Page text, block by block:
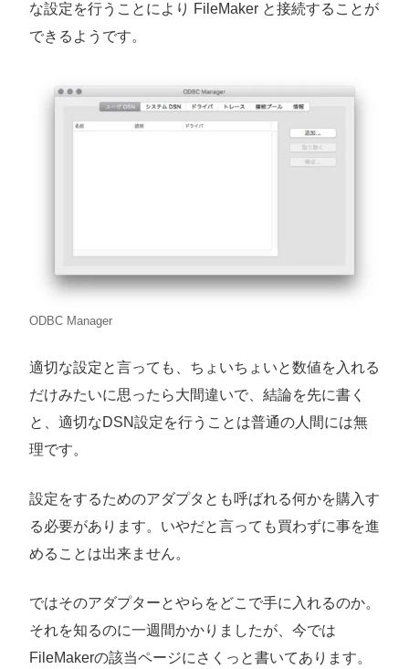
な設定を行うことにより FileMaker と接続することが
できるようです。
ODBC Manager
適切な設定と言っても、ちょいちょいと数値を入れる
だけみたいに思ったら大間違いで、結論を先に書く
と、適切なDSN設定を行うことは普通の人間には無
理です。
設定をするためのアダプタとも呼ばれる何かを購入す
る必要があります。いやだと言っても買わずに事を進
めることは出来ません。
ではそのアダプターとやらをどこで手に入れるのか。
それを知るのに一週間かかりましたが、今では
FileMakerの該当ページにさくっと書いてあります。